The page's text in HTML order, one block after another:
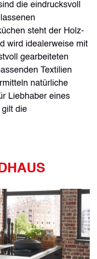
die eindrucksvoll
steht der Holz-
wird idealerweise mit
gearbeiteten
Textilien
natürliche
Liebhaber eines
gilt die